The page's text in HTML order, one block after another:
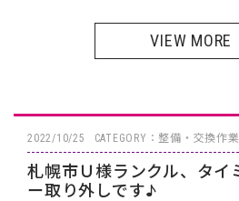
VIEW MORE
2022/10/25 CATEGORY：整備・交換作業
札幌市Ｕ様ランクル、タイ
ー取り外しです♪